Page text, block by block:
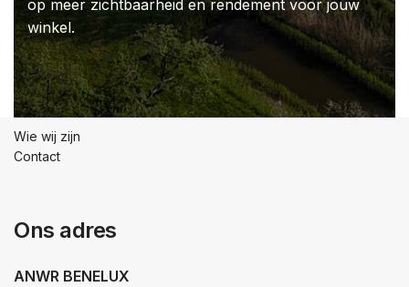
op meer zichtbaarheid en rendement voor jouw
winkel.
Wie wij zijn
Contact
Ons adres
ANWR BENELUX